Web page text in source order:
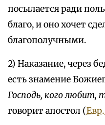
посылается ради
благо, и оно хочет
благополучными.
2) Наказание, через
есть знамение
Господь, кого любит,
говорит апостол (Евр.